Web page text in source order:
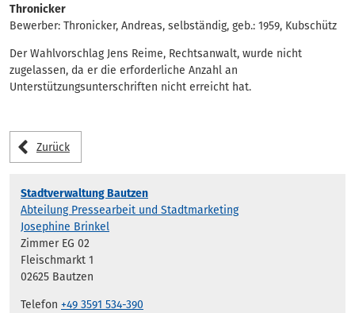
Thronicker
Bewerber: Thronicker, Andreas, selbständig, geb.: 1959, Kubschütz
Der Wahlvorschlag Jens Reime, Rechtsanwalt, wurde nicht
zugelassen, da er die erforderliche Anzahl an
Unterstützungsunterschriften nicht erreicht hat.
Zurück
Stadtverwaltung Bautzen
Abteilung Pressearbeit und Stadtmarketing
Josephine Brinkel
Zimmer EG 02
Fleischmarkt 1
02625 Bautzen
Telefon +49 3591 534-390